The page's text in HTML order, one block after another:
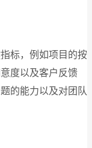
标，例如项目的按
度以及客户反馈
的能力以及对团队